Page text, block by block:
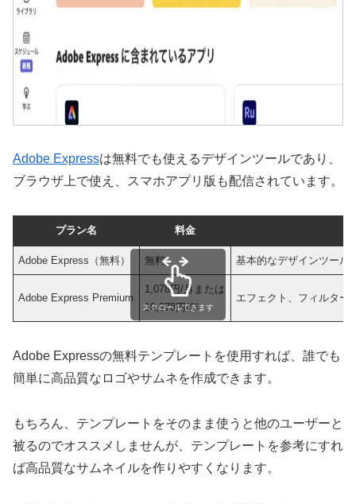
Adobe Expressは無料でも使えるデザインツールであり、
ブラウザ上で使え、スマホアプリ版も配信されています。
プラン名 料金
Adobe Express（無料） 無料 基本的なデザインツール
Adobe Express Premium
1,078円/月または
10,978円/年
エフェクト、フィルター
スクロールできます
​Adobe Expressの無料テンプレートを使用すれば、​誰でも
簡単に高品質なロゴやサムネを作成できます。
もちろん、テンプレートをそのまま使うと他のユーザーと
被るのでオススメしませんが、テンプレートを参考にすれ
ば高品質なサムネイルを作りやすくなります。